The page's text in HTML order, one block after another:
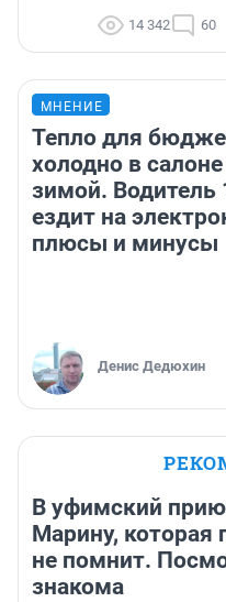
14 342 60
МНЕНИЕ
Тепло для
холодно в салоне
зимой. Водитель
ездит на
плюсы и минусы
Денис Дедюхин
В уфимский
Марину, которая
не помнит.
знакома